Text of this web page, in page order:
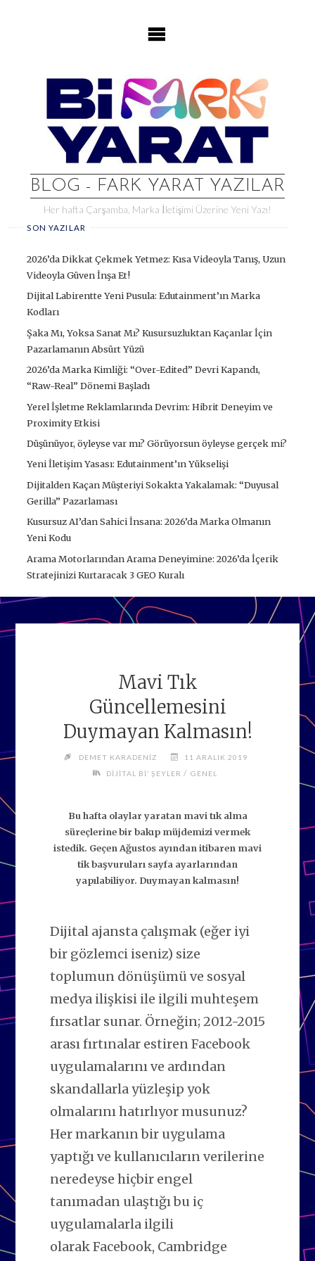
BLOG - FARK YARAT YAZILAR
Her hafta Çarşamba, Marka İletişimi Üzerine Yeni Yazı!
SON YAZILAR
2026’da Dikkat Çekmek Yetmez: Kısa Videoyla Tanış, Uzun
Videoyla Güven İnşa Et!
Dijital Labirentte Yeni Pusula: Edutainment’ın Marka
Kodları
Şaka Mı, Yoksa Sanat Mı? Kusursuzluktan Kaçanlar İçin
Pazarlamanın Absürt Yüzü
2026’da Marka Kimliği: “Over-Edited” Devri Kapandı,
“Raw-Real” Dönemi Başladı
Yerel İşletme Reklamlarında Devrim: Hibrit Deneyim ve
Proximity Etkisi
Düşünüyor, öyleyse var mı? Görüyorsun öyleyse gerçek mi?
Yeni İletişim Yasası: Edutainment’ın Yükselişi
Dijitalden Kaçan Müşteriyi Sokakta Yakalamak: “Duyusal
Gerilla” Pazarlaması
Kusursuz AI’dan Sahici İnsana: 2026’da Marka Olmanın
Yeni Kodu
Arama Motorlarından Arama Deneyimine: 2026’da İçerik
Stratejinizi Kurtaracak 3 GEO Kuralı
Mavi Tık
Güncellemesini
Duymayan Kalmasın!
DEMET KARADENIZ
11 ARALIK 2019
DIJITAL BI’ ŞEYLER / GENEL
Bu hafta olaylar yaratan mavi tık alma
süreçlerine bir bakıp müjdemizi vermek
istedik. Geçen Ağustos ayından itibaren mavi
tik başvuruları sayfa ayarlarından
yapılabiliyor. Duymayan kalmasın!
Dijital ajansta çalışmak (eğer iyi
bir gözlemci iseniz) size
toplumun dönüşümü ve sosyal
medya ilişkisi ile ilgili muhteşem
fırsatlar sunar. Örneğin; 2012-2015
arası fırtınalar estiren Facebook
uygulamalarını ve ardından
skandallarla yüzleşip yok
olmalarını hatırlıyor musunuz?
Her markanın bir uygulama
yaptığı ve kullanıcıların verilerine
neredeyse hiçbir engel
tanımadan ulaştığı bu iç
uygulamalarla ilgili
olarak Facebook, Cambridge